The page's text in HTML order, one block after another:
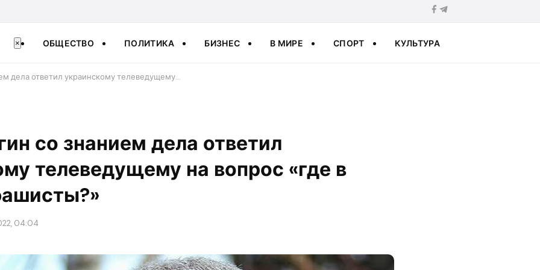
× ОБЩЕСТВО ПОЛИТИКА БИЗНЕС В МИРЕ СПОРТ КУЛЬТУРА
дела ответил украинскому телеведущему…
со знанием дела ответил
телеведущему на вопрос «где в
04:04